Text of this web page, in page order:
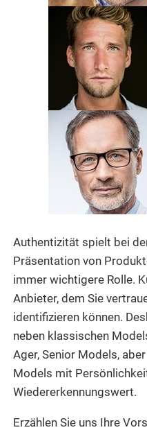
Authentizität spielt bei
Präsentation von
immer wichtigere Rolle.
Anbieter, dem Sie
identifizieren können.
neben klassischen
Ager, Senior Models,
Models mit
Wiedererkennungswert.
Erzählen Sie uns Ihre